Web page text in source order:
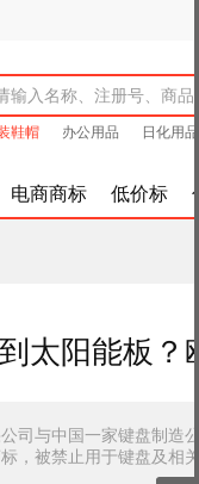
鞋帽 办公用品 日化用品
电商商标 低价标
司与中国一家键盘制
，被禁止用于键盘及